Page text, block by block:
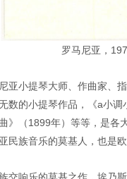
罗马尼亚，
亚小提琴大师、作曲家、
数的小提琴作品，《a小
》（1899年）等等，是各
民族音乐的莫基人，也是